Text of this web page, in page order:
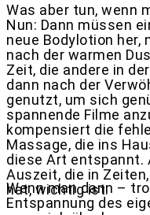
Was aber tun, wenn
Nun: Dann müssen
neue Bodylotion her,
nach der warmen
Zeit, die andere in
dann nach der
genutzt, um sich
spannende Filme
kompensiert die
Massage, die ins
diese Art entspannt.
Auszeit, die in
hat, wichtig ist.
Wenn man dann –
Entspannung des